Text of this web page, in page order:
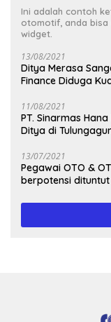
Ini adalah contoh
otomotif, anda bisa
widget.
13/08/2021
Ditya Merasa
Finance Diduga
11/08/2021
PT. Sinarmas
Ditya di
13/07/2021
Pegawai OTO & OTO Multiartha Cabang
berpotensi